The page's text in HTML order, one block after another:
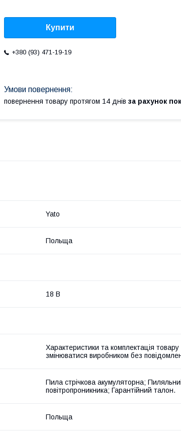
Купити
+380 (93) 471-19-19
повернення товару протягом 14 днів за рахунок
Yato
Польща
18 В
Характеристики та комплектація
змінюватися виробником без
Пила стрічкова акумуляторна;
повітропроникника; Гарантійний талон.
Польща